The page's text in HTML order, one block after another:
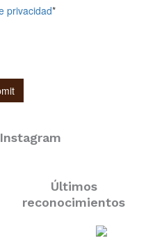
Instagram
Últimos
reconocimientos